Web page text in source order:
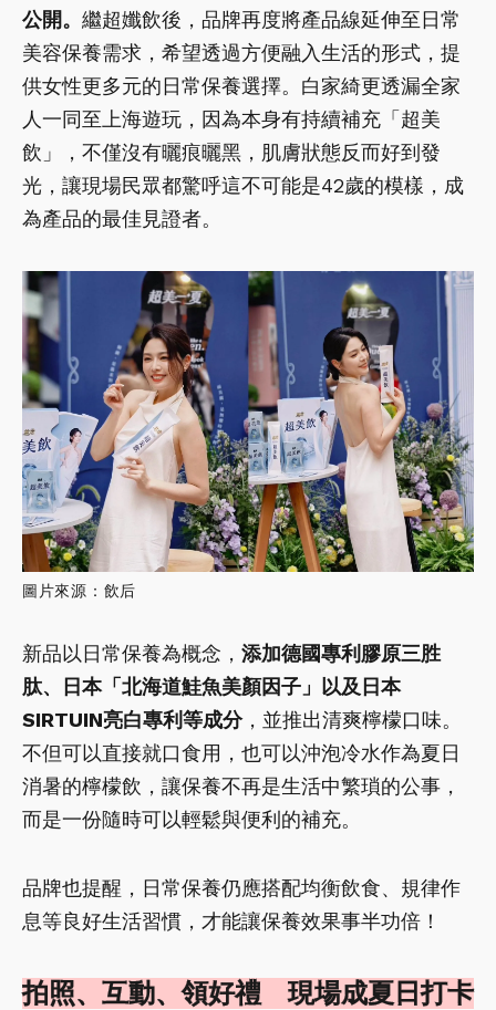
公開。 繼超孅飲後，品牌再度將產品線延伸至日常
美容保養需求，希望透過方便融入生活的形式，提
供女性更多元的日常保養選擇。白家綺更透漏全家
人一同至上海遊玩，因為本身有持續補充「超美
飲」，不僅沒有曬痕曬黑，肌膚狀態反而好到發
光，讓現場民眾都驚呼這不可能是42歲的模樣，成
為產品的最佳見證者。
圖片來源：飲后
新品以日常保養為概念， 添加德國專利膠原三胜
肽、日本「北海道鮭魚美顏因子」以及日本
SIRTUIN亮白專利等成分，並推出清爽檸檬口味。
不但可以直接就口食用，也可以沖泡冷水作為夏日
消暑的檸檬飲，讓保養不再是生活中繁瑣的公事，
而是一份隨時可以輕鬆與便利的補充。
品牌也提醒，日常保養仍應搭配均衡飲食、規律作
息等良好生活習慣，才能讓保養效果事半功倍！
拍照、互動、領好禮 現場成夏日打卡